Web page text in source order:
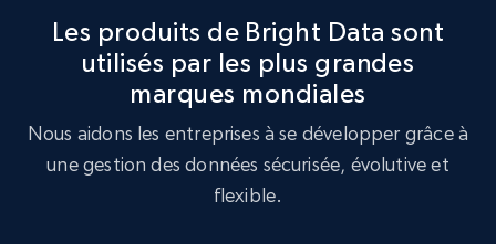
Acheter maintenant
tendances clés et les préférences des clients.
Les produits de Bright Data sont
utilisés par les plus grandes
marques mondiales
Nous aidons les entreprises à se développer grâce à
une gestion des données sécurisée, évolutive et
flexible.